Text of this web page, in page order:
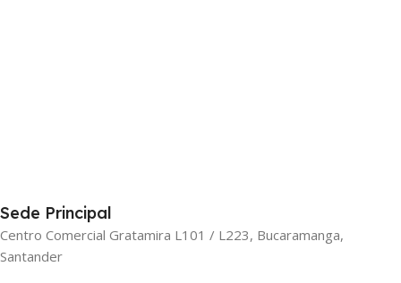
Sede Principal
Centro Comercial Gratamira L101 / L223, Bucaramanga,
Santander